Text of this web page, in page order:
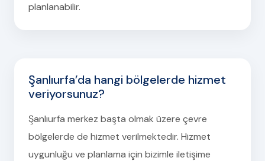
planlanabilir.
Şanlıurfa’da hangi bölgelerde hizmet
veriyorsunuz?
Şanlıurfa merkez başta olmak üzere çevre
bölgelerde de hizmet verilmektedir. Hizmet
uygunluğu ve planlama için bizimle iletişime